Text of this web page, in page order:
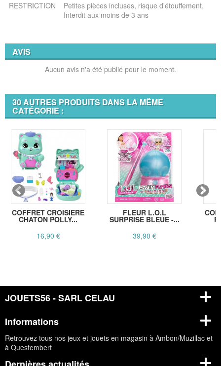
RESTRICTION
Petites pièces incluses, risque d'étouffement.
Interdit aux moins de 3 ans
AVIS
Aucun avis n'a été publié pour le moment.
30 AUTRES PRODUITS DANS LA MÊME
CATÉGORIE :
COFFRET CROISIERE
CHATON POLLY...
16,90 €
FLEUR L.O.L
SURPRISE BLEUE -...
39,90 €
JOUETS56 - SARL CELAU
Informations
Retrouvez tous nos jeux et jouets en magasin à Ambon/Muzillac et
à Questembert